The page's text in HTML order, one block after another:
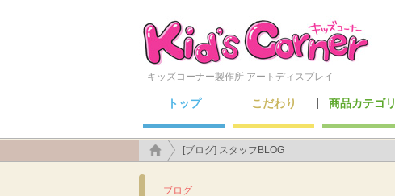
キッズコーナー製作所 アートディスプレイ
トップ こだわり
アートディスプレイのこだわり
こんなところにも施工できます！
商品カテゴリ
[ブログ] スタッフBLOG
ブログ